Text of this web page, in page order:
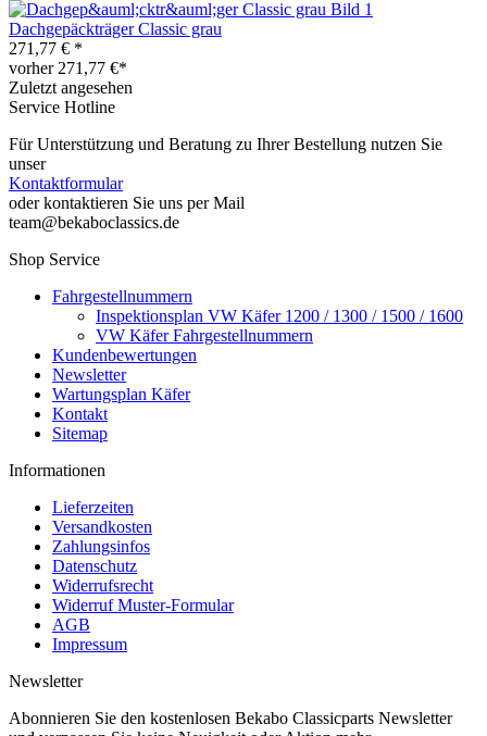
Dachgepäckträger Classic grau
271,77 € *
vorher 271,77 €*
Zuletzt angesehen
Service Hotline
Für Unterstützung und Beratung zu Ihrer Bestellung nutzen Sie
unser
Kontaktformular
oder kontaktieren Sie uns per Mail
team@bekaboclassics.de
Shop Service
Fahrgestellnummern
Inspektionsplan VW Käfer 1200 / 1300 / 1500 / 1600
VW Käfer Fahrgestellnummern
Kundenbewertungen
Newsletter
Wartungsplan Käfer
Kontakt
Sitemap
Informationen
Lieferzeiten
Versandkosten
Zahlungsinfos
Datenschutz
Widerrufsrecht
Widerruf Muster-Formular
AGB
Impressum
Newsletter
Abonnieren Sie den kostenlosen Bekabo Classicparts Newsletter